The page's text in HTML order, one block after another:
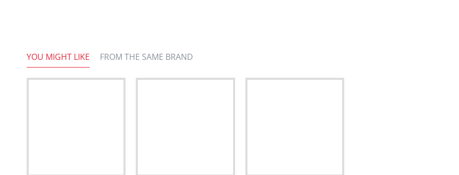
YOU MIGHT LIKE FROM THE SAME BRAND